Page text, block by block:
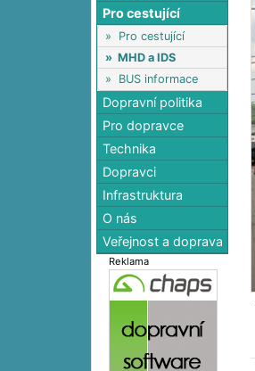
Pro cestující
» Pro cestující
» MHD a IDS
» BUS informace
Dopravní politika
Pro dopravce
Technika
Dopravci
Infrastruktura
O nás
Veřejnost a doprava
Reklama